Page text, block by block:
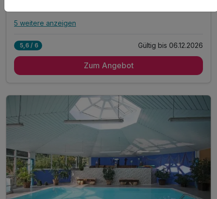
Alle Inklusivleistungen
7 x reichhaltiges Frühstück vom Buffet
inkl. Nutzung des 28° warmen Außenpool´s
inkl. Nutzung des Wellnessbereiches
inkl. flauschige Leihbademäntel & Saunatücher
inkl. Bereitstellung unserer Hotelparkplätze
5 weitere anzeigen
5,6 / 6 Gültig bis 06.12.2026
Zum Angebot